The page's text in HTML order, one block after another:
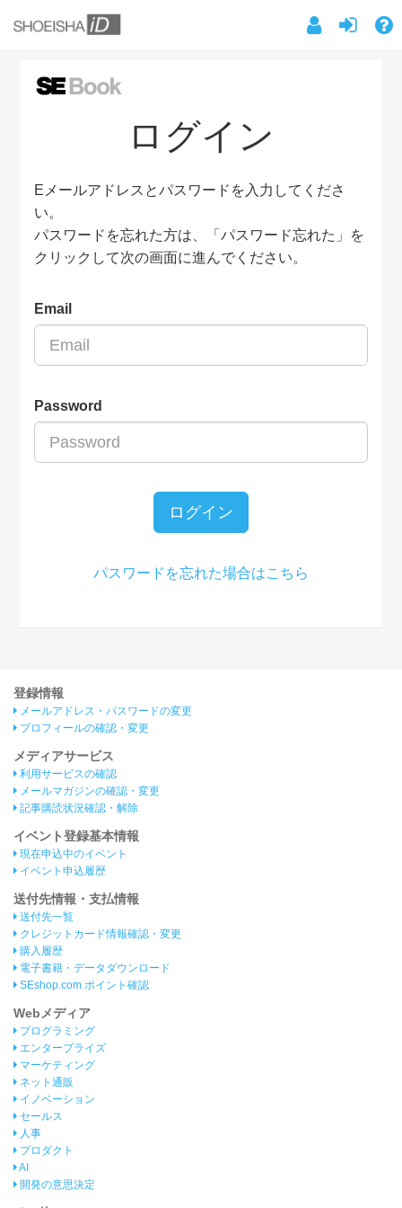
ログイン
Eメールアドレスとパスワードを入力してくださ
い。
パスワードを忘れた方は、「パスワード忘れた」を
クリックして次の画面に進んでください。
Email
Password
ログイン
パスワードを忘れた場合はこちら
登録情報
メールアドレス・パスワードの変更
プロフィールの確認・変更
メディアサービス
利用サービスの確認
メールマガジンの確認・変更
記事購読状況確認・解除
イベント登録基本情報
現在申込中のイベント
イベント申込履歴
送付先情報・支払情報
送付先一覧
クレジットカード情報確認・変更
購入履歴
電子書籍・データダウンロード
SEshop.com ポイント確認
Webメディア
プログラミング
エンタープライズ
マーケティング
ネット通販
イノベーション
セールス
人事
プロダクト
AI
開発の意思決定